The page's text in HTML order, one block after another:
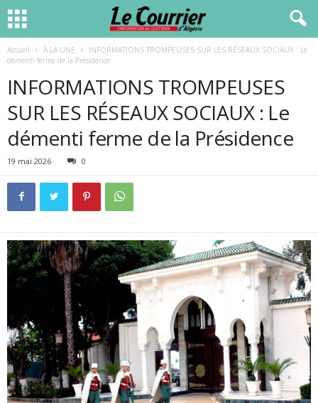
Accueil À LA UNE
INFORMATIONS TROMPEUSES SUR LES RÉSEAUX SOCIAUX : Le
démenti ferme de la Présidence
INFORMATIONS TROMPEUSES
SUR LES RÉSEAUX SOCIAUX : Le
démenti ferme de la Présidence
19 mai 2026 0